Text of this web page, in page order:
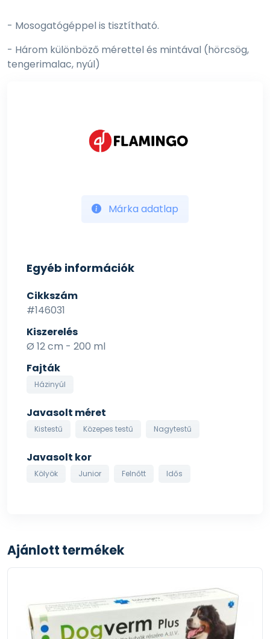
- Mosogatógéppel is tisztítható.
- Három különböző mérettel és mintával (hörcsög,
tengerimalac, nyúl)
Márka adatlap
Egyéb információk
Cikkszám
#146031
Kiszerelés
Ø 12 cm - 200 ml
Fajták
Házinyúl
Javasolt méret
Kistestű Közepes testű Nagytestű
Javasolt kor
Kölyök Junior Felnőtt Idős
Ajánlott termékek